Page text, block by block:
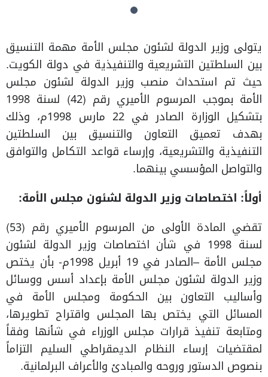
يتولى وزير الدولة لشئون مجلس الأمة مهمة التنسيق
بين السلطتين التشريعية والتنفيذية في دولة الكويت.
حيث تم استحداث منصب وزير الدولة لشئون مجلس
الأمة بموجب المرسوم الأميري رقم (42) لسنة 1998
بتشكيل الوزارة الصادر في 22 مارس 1998م، وذلك
بهدف تعميق التعاون والتنسيق بين السلطتين
التنفيذية والتشريعية، وإرساء قواعد التكامل والتوافق
والتواصل المؤسسي بينهما.
أولاً: اختصاصات وزير الدولة لشئون مجلس الأمة:
تقضي المادة الأولى من المرسوم الأميري رقم (53)
لسنة 1998 في شأن اختصاصات وزير الدولة لشئون
مجلس الأمة –الصادر في 19 أبريل 1998م- بأن يختص
وزير الدولة لشئون مجلس الأمة بإعداد أسس ووسائل
وأساليب التعاون بين الحكومة ومجلس الأمة في
المسائل التي يختص بها المجلس واقتراح تطويرها،
ومتابعة تنفيذ قرارات مجلس الوزراء في شأنها وفقاً
لمقتضيات إرساء النظام الديمقراطي السليم التزاماً
بنصوص الدستور وروحه والمبادئ والأعراف البرلمانية.